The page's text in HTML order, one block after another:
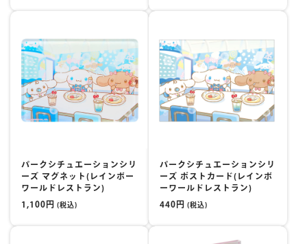
コラボレーション
パークシチュエーションシリ
ーズ マグネット(レインボー
ワールドレストラン)
1,100円 (税込)
パークシチュエーションシリ
ーズ ポストカード(レインボ
ーワールドレストラン)
440円 (税込)